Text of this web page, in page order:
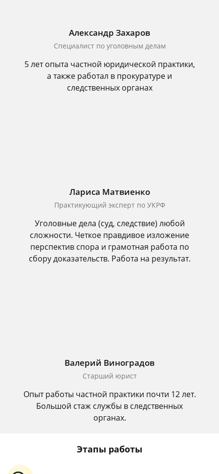
Александр Захаров
Специалист по уголовным делам
5 лет опыта частной юридической практики,
а также работал в прокуратуре и
следственных органах
Лариса Матвиенко
Практикующий эксперт по УКРФ
Уголовные дела (суд, следствие) любой
сложности. Четкое правдивое изложение
перспектив спора и грамотная работа по
сбору доказательств. Работа на результат.
Валерий Виноградов
Старший юрист
Опыт работы частной практики почти 12 лет.
Большой стаж службы в следственных
органах.
Этапы работы